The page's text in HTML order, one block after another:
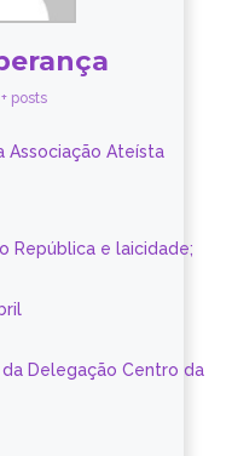
+ posts
Associação Ateísta
República e laicidade;
Delegação Centro da